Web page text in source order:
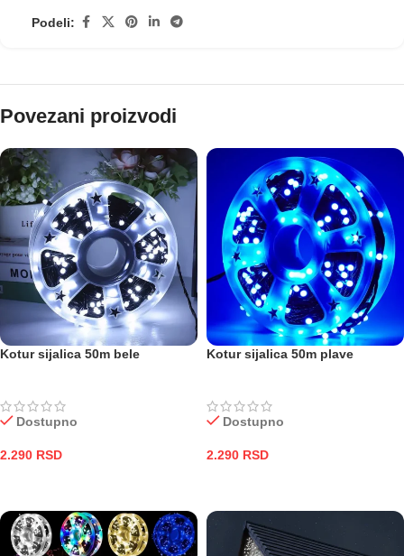
Podeli:
Povezani proizvodi
Kotur sijalica 50m bele
Dostupno
2.290 RSD
Kotur sijalica 50m plave
Dostupno
2.290 RSD